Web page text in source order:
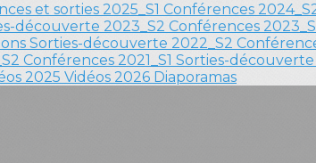
et sorties 2025_S1 Conférences
découverte 2023_S2 Conférences
Sorties-découverte 2022_S2
Conférences 2021_S1 Sorties-découverte
2025 Vidéos 2026 Diaporamas